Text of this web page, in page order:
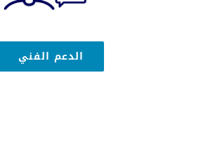
الدعم الفني